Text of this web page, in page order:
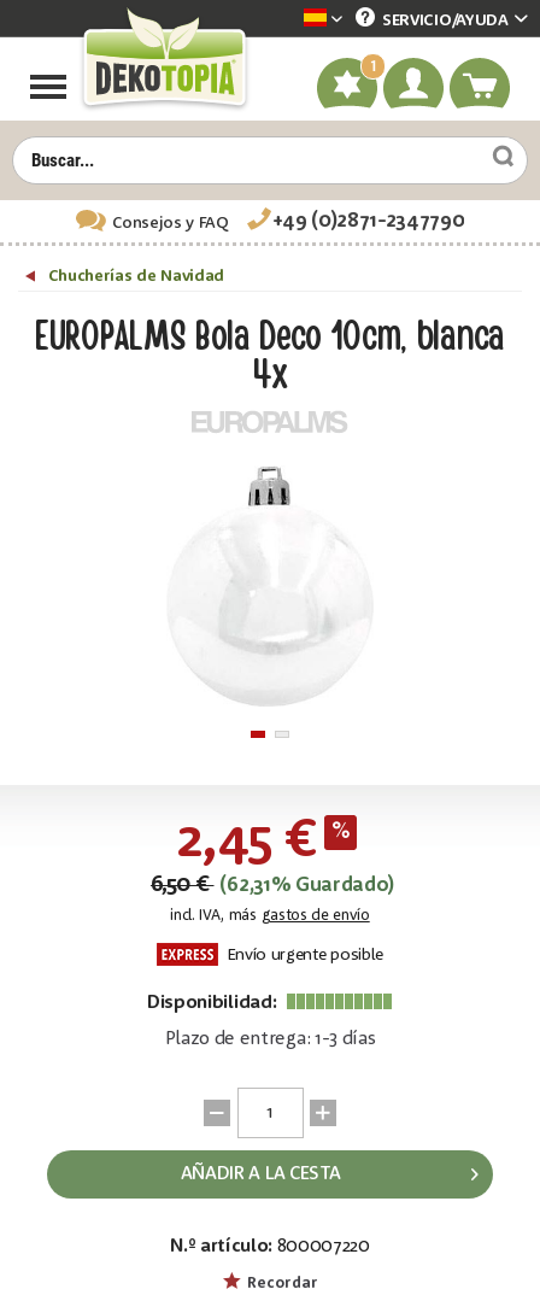
Dekotopia spanisch
SERVICIO/AYUDA
1
Consejos y FAQ +49 (0)2871-2347790
Chucherías de Navidad
EUROPALMS Bola Deco 10cm, blanca
4x
2,45 €
6,50 € (62,31% Guardado)
incl. IVA, más gastos de envío
Envío urgente posible
Disponibilidad:
Plazo de entrega: 1-3 días
AÑADIR A LA CESTA
N.º artículo: 800007220
Recordar